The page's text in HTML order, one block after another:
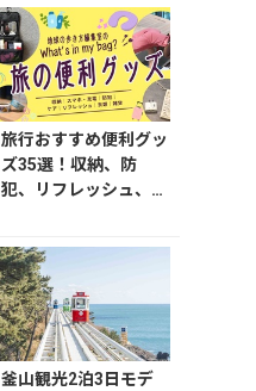
旅行おすすめ便利グッ
ズ35選！収納、防
犯、リフレッシュ、ど
釜山観光2泊3日モデ